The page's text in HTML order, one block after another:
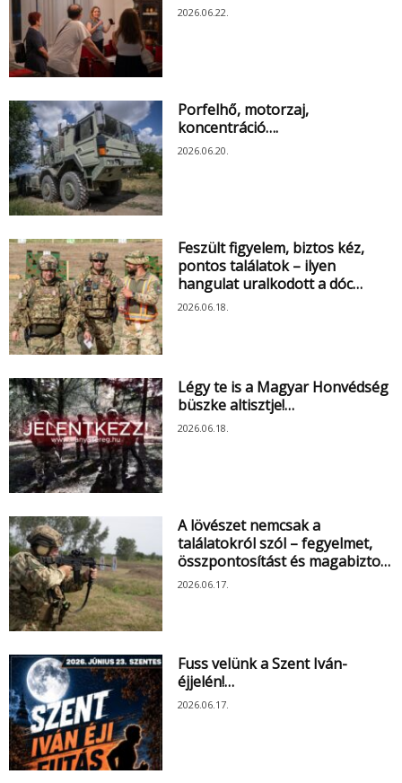
2026.06.22.
Porfelhő, motorzaj,
koncentráció….
2026.06.20.
Feszült figyelem, biztos kéz,
pontos találatok – ilyen
hangulat uralkodott a dóc…
2026.06.18.
Légy te is a Magyar Honvédség
büszke altisztje!…
2026.06.18.
A lövészet nemcsak a
találatokról szól – fegyelmet,
összpontosítást és magabizto…
2026.06.17.
Fuss velünk a Szent Iván-
éjjelén!…
2026.06.17.